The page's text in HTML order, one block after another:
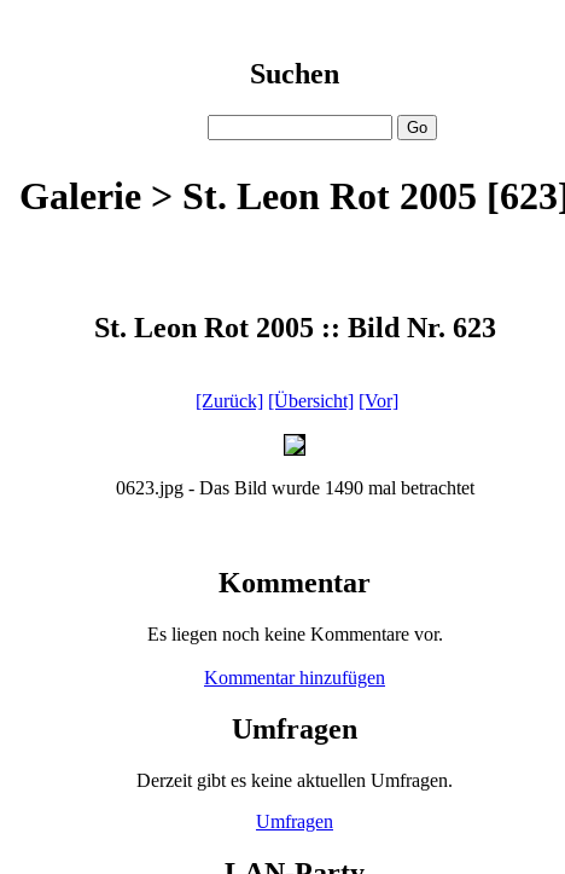
Suchen
Galerie > St. Leon Rot 2005
St. Leon Rot 2005 :: Bild Nr. 623
[Zurück] [Übersicht] [Vor]
0623.jpg - Das Bild wurde 1490 mal betrachtet
Kommentar
Es liegen noch keine Kommentare vor.
Kommentar hinzufügen
Umfragen
Derzeit gibt es keine aktuellen Umfragen.
Umfragen